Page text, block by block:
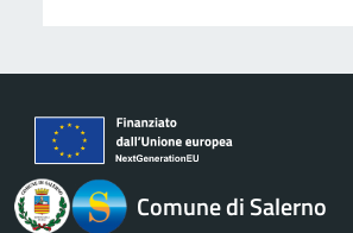
logo Unione Europea
Comune di Salerno